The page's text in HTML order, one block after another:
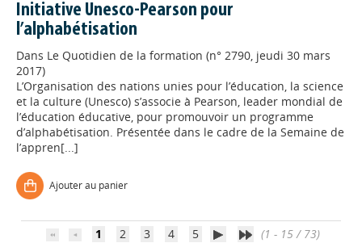
Initiative Unesco-Pearson pour
l’alphabétisation
Dans Le Quotidien de la formation (n° 2790, jeudi 30 mars
2017)
L’Organisation des nations unies pour l’éducation, la science
et la culture (Unesco) s’associe à Pearson, leader mondial de
l’éducation éducative, pour promouvoir un programme
d’alphabétisation. Présentée dans le cadre de la Semaine de
l’appren[...]
Ajouter au panier
1 2 3 4 5
(1 - 15 / 73)
Appels à projets
déconnecter)